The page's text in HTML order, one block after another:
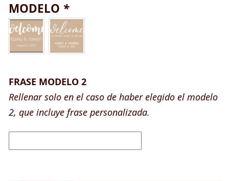
MODELO *
FRASE MODELO 2
Rellenar solo en el caso de haber elegido el modelo
2, que incluye frase personalizada.